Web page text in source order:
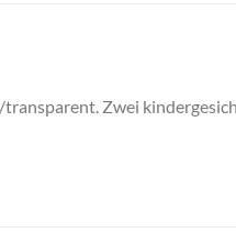
Zwei